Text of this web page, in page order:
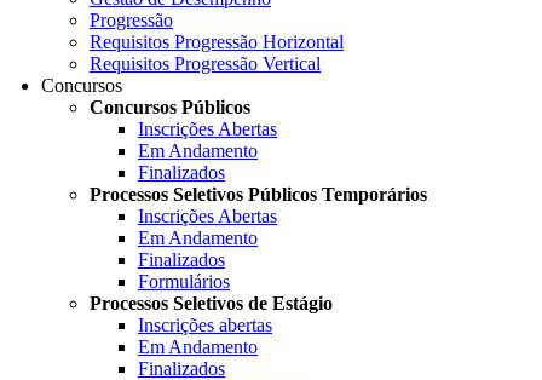
Progressão
Requisitos Progressão Horizontal
Requisitos Progressão Vertical
Concursos
Concursos Públicos
Inscrições Abertas
Em Andamento
Finalizados
Processos Seletivos Públicos Temporários
Inscrições Abertas
Em Andamento
Finalizados
Formulários
Processos Seletivos de Estágio
Inscrições abertas
Em Andamento
Finalizados